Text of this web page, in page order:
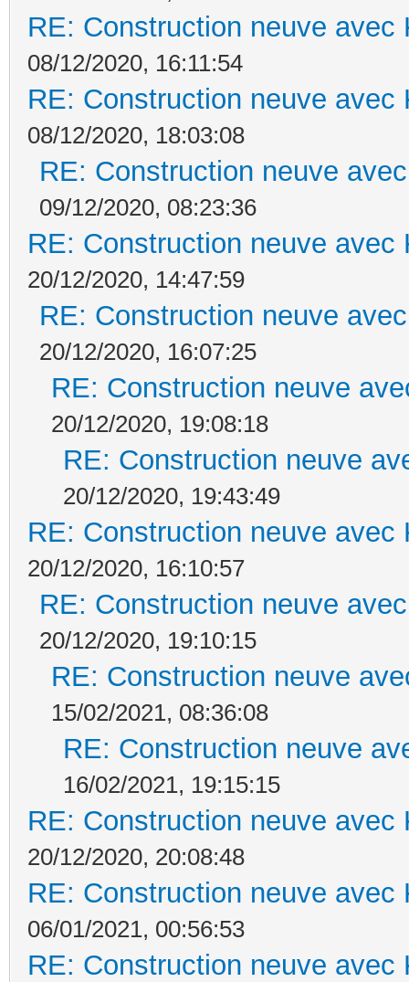
RE: Construction neuve avec
08/12/2020, 16:11:54
RE: Construction neuve avec
08/12/2020, 18:03:08
RE: Construction neuve
09/12/2020, 08:23:36
RE: Construction neuve avec
20/12/2020, 14:47:59
RE: Construction neuve
20/12/2020, 16:07:25
RE: Construction neuve
20/12/2020, 19:08:18
RE: Construction neuve
20/12/2020, 19:43:49
RE: Construction neuve avec
20/12/2020, 16:10:57
RE: Construction neuve
20/12/2020, 19:10:15
RE: Construction neuve
15/02/2021, 08:36:08
RE: Construction neuve
16/02/2021, 19:15:15
RE: Construction neuve avec
20/12/2020, 20:08:48
RE: Construction neuve avec
06/01/2021, 00:56:53
RE: Construction neuve avec